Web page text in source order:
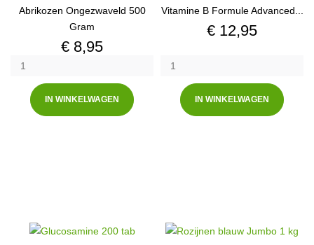
Abrikozen Ongezwaveld 500
Gram
Prijs
€ 8,95
IN WINKELWAGEN
Vitamine B Formule Advanced...
Prijs
€ 12,95
IN WINKELWAGEN